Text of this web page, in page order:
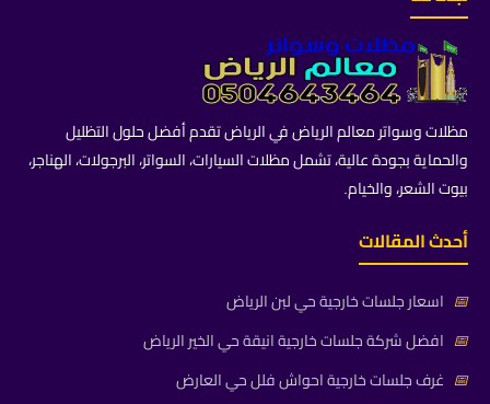
مظلات وسواتر معالم الرياض في الرياض تقدم أفضل حلول التظليل
والحماية بجودة عالية، تشمل مظلات السيارات، السواتر، البرجولات، الهناجر،
بيوت الشعر، والخيام.
أحدث المقالات
📅 اسعار جلسات خارجية حي لبن الرياض
📅 افضل شركة جلسات خارجية انيقة حي الخير الرياض
📅 غرف جلسات خارجية احواش فلل حي العارض